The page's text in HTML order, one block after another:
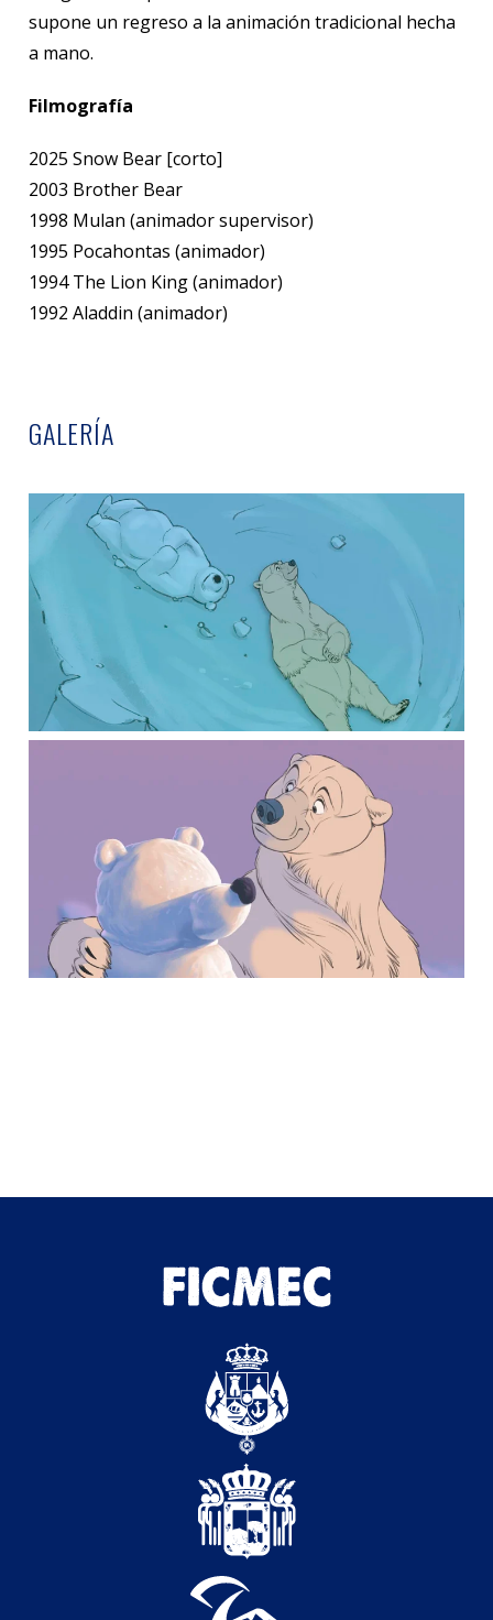
supone un regreso a la animación tradicional hecha
a mano.
Filmografía
2025 Snow Bear [corto]
2003 Brother Bear
1998 Mulan (animador supervisor)
1995 Pocahontas (animador)
1994 The Lion King (animador)
1992 Aladdin (animador)
GALERÍA